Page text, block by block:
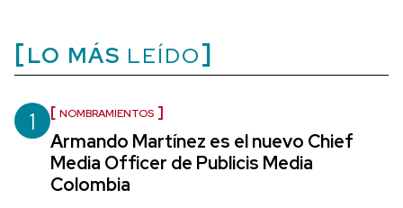
LO MÁS LEÍDO
1 NOMBRAMIENTOS
Armando Martínez es el nuevo Chief
Media Officer de Publicis Media
Colombia